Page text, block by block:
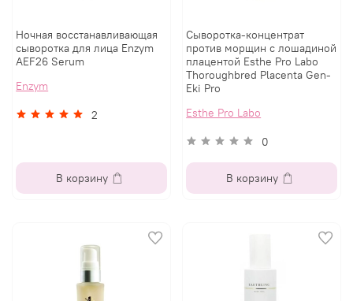
Ночная восстанавливающая
сыворотка для лица Enzym
AEF26 Serum
Enzym
2
В корзину
Сыворотка-концентрат
против морщин с лошадиной
плацентой Esthe Pro Labo
Thoroughbred Placenta Gen-
Eki Pro
Esthe Pro Labo
0
В корзину